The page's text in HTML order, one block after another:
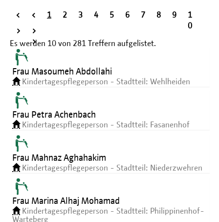
<
< 1 2 3 4 5 6 7 8 9
1
0
>
>
>
Es werden 10 von 281 Treffern aufgelistet.
Frau Masoumeh Abdollahi
Kindertagespflegeperson - Stadtteil: Wehlheiden
Frau Petra Achenbach
Kindertagespflegeperson - Stadtteil: Fasanenhof
Frau Mahnaz Aghahakim
Kindertagespflegeperson - Stadtteil: Niederzwehren
Frau Marina Alhaj Mohamad
Kindertagespflegeperson - Stadtteil: Philippinenhof-
Warteberg